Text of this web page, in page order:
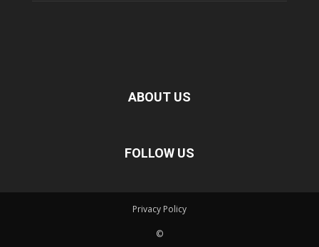
ABOUT US
FOLLOW US
Privacy Policy
©